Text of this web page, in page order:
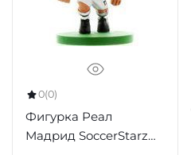
0(0)
Фигурка Реал
Мадрид SoccerStarz